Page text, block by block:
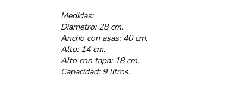
Medidas:
Diametro: 28 cm.
Ancho con asas: 40 cm.
Alto: 14 cm.
Alto con tapa: 18 cm.
Capacidad: 9 litros.